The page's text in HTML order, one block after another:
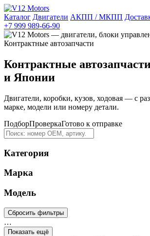
Каталог Двигатели АКПП / МКПП
+7 999 989-66-90
Контрактные
и Японии
Двигатели, коробки, кузов, ходовая — с
марке, модели или номеру детали.
ПодборПроверкаГотово к отправке
Категория
Марка
Модель
Сбросить фильтры
…
Показать ещё